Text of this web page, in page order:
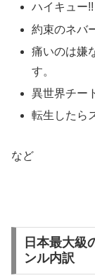
ハイキュー!!
約束のネバ
痛いのは嫌
す。
異世界チー
転生したら
など
日本最大級
ンル内訳